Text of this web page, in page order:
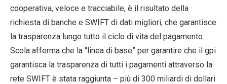
cooperativa, veloce e tracciabile, è il risultato della
richiesta di banche e SWIFT di dati migliori, che garantisce
la trasparenza lungo tutto il ciclo di vita del pagamento.
Scola afferma che la “linea di base” per garantire che il gpi
garantisca la trasparenza di tutti i pagamenti attraverso la
rete SWIFT è stata raggiunta – più di 300 miliardi di dollari